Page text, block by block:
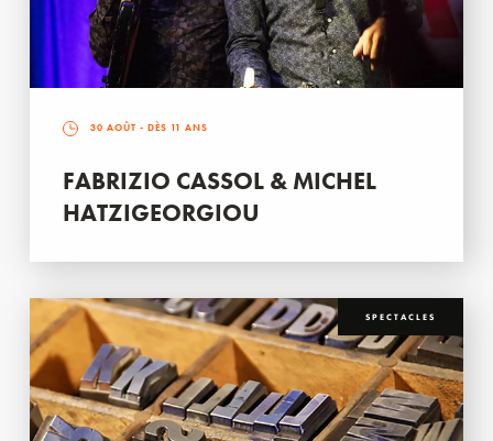
30 AOÛT - DÈS 11 ANS
FABRIZIO CASSOL & MICHEL
HATZIGEORGIOU
SPECTACLES